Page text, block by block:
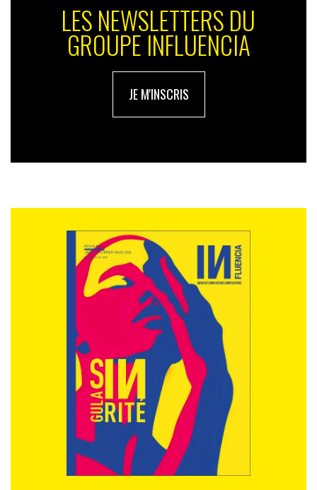
LES NEWSLETTERS DU
GROUPE INFLUENCIA
JE M'INSCRIS